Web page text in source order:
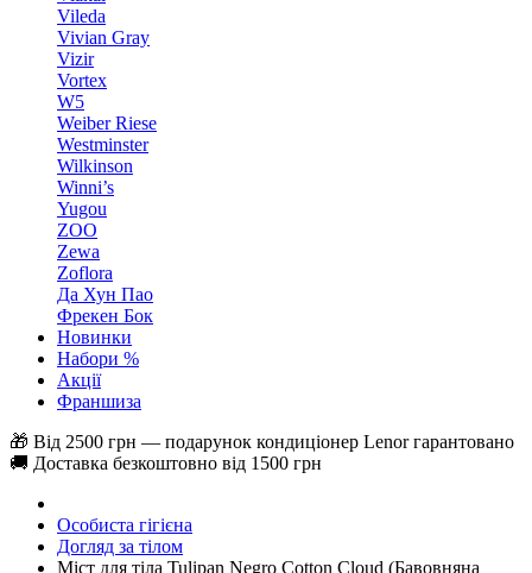
Vileda
Vivian Gray
Vizir
Vortex
W5
Weiber Riese
Westminster
Wilkinson
Winni’s
Yugou
ZOO
Zewa
Zoflora
Да Хун Пао
Фрекен Бок
Новинки
Набори %
Акції
Франшиза
🎁 Від 2500 грн — подарунок кондиціонер Lenor гарантовано
🚚 Доставка безкоштовно від 1500 грн
Особиста гігієна
Догляд за тілом
Міст для тіла Tulipan Negro Cotton Cloud (Бавовняна